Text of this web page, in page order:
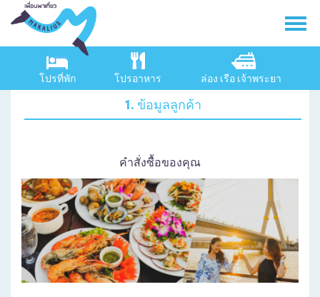
โปรที่พัก โปรอาหาร ล่อง เรือ เจ้าพระยา
1. ข้อมูลลูกค้า
คำสั่งซื้อของคุณ